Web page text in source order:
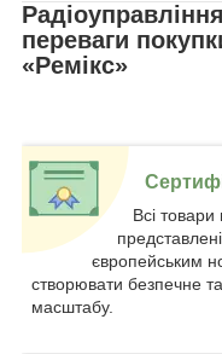
переваги
«Ремікс»
Всі товари
європейським
створювати безпечне
масштабу.